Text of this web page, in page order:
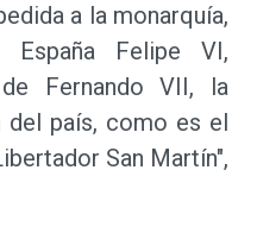
a la monarquía,
Felipe VI,
Fernando VII, la
del país, como es el
San Martín",